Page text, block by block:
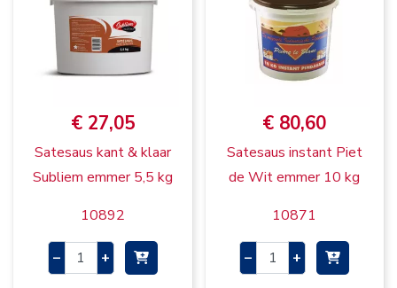
€ 27,05
Satesaus kant & klaar
Subliem emmer 5,5 kg
10892
– +
€ 80,60
Satesaus instant Piet
de Wit emmer 10 kg
10871
– +